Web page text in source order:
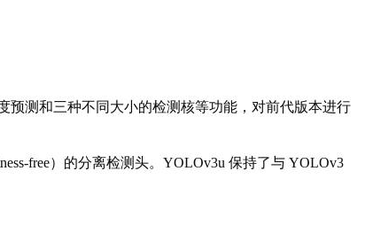
预测和三种不同大小的检测核等功能，对前代版本进行
free）的分离检测头。YOLOv3u 保持了与 YOLOv3